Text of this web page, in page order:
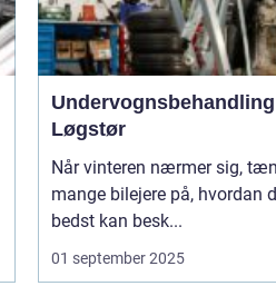
Løgstør
Når vinteren nærmer sig,
mange bilejere på, hvordan
bedst kan besk...
01 september 2025